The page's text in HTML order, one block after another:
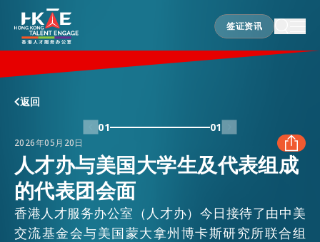
签证资讯
签证资讯
香港优势
居港须知
人才支援
返回
01
01
2026年05月20日
LINKEDIN
人才办与美国大学生及代表组成
的代表团会面
香港人才服务办公室（人才办）今日接待了由中美
交流基金会与美国蒙大拿州博卡斯研究所联合组